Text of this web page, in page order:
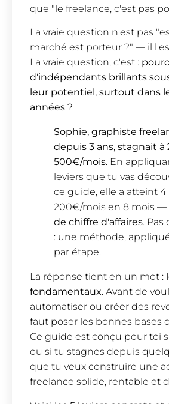
que "le freelance, c'est pas
La vraie question n'est pas
marché est porteur ?" — il
La vraie question, c'est :
d'indépendants brillants
leur potentiel, surtout dans
années ?
Sophie, graphiste
depuis 3 ans, stagnait à
500€/mois. En
leviers que tu vas
ce guide, elle a atteint 4
200€/mois en 8 mois —
de chiffre d'affaires. Pas
: une méthode,
par étape.
La réponse tient en un mot :
fondamentaux. Avant de
automatiser ou créer des
faut poser les bonnes bases
Ce guide est conçu pour toi
ou si tu stagnes depuis
que tu veux construire une
freelance solide, rentable et